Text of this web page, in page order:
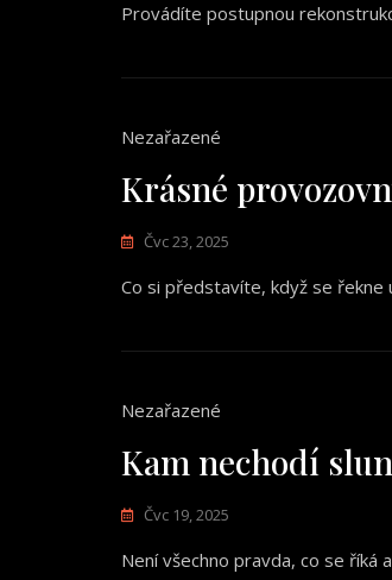
Provádíte postupnou
Nezařazené
Krásné
Čvc 23, 2025
Co si představíte, když se řekne
Nezařazené
Kam nechodí
Čvc 19, 2025
Není všechno pravda, co se říká